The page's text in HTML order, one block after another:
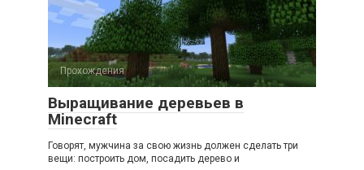
Прохождения
Выращивание деревьев в
Minecraft
Говорят, мужчина за свою жизнь должен сделать три
вещи: построить дом, посадить дерево и